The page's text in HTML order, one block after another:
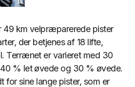
49 km velpræparerede pister
der betjenes af 18 lifte,
Terrænet er varieret med 30
% let øvede og 30 % øvede.
for sine lange pister, som er